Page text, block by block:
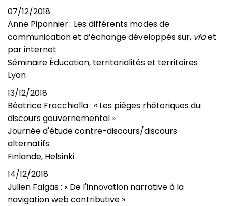
07/12/2018
Anne Piponnier : Les différents modes de
communication et d’échange développés sur, viaet
par internet
Séminaire Éducation, territorialités et territoires
Lyon
13/12/2018
Béatrice Fracchiolla : « Les pièges rhétoriques du
discours gouvernemental »
Journée d'étude contre-discours/discours
alternatifs
Finlande, Helsinki
14/12/2018
Julien Falgas : « De l'innovation narrative à la
navigation web contributive »